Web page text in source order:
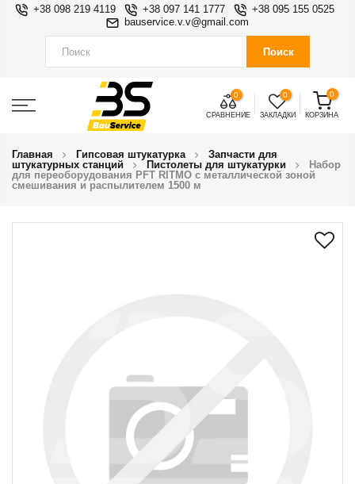
+38 098 219 4119 +38 097 141 1777
+38 095 155 0525
bauservice.v.v@gmail.com
Поиск
0
СРАВНЕНИЕ
0
ЗАКЛАДКИ
0
КОРЗИНА
Главная Гипсовая штукатурка
Запчасти для
штукатурных станций
Пистолеты для штукатурки
Набор
для переоборудования PFT RITMO с металлической зоной
смешивания и распылителем 1500 м